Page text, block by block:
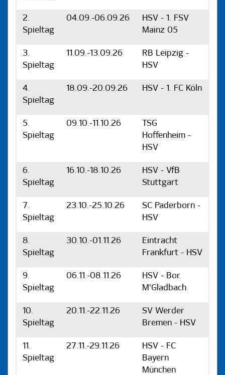
2.
Spieltag
04.09.-06.09.26
HSV - 1. FSV
Mainz 05
3.
Spieltag
11.09.-13.09.26
RB Leipzig -
HSV
4.
Spieltag
18.09.-20.09.26 HSV - 1. FC Köln
5.
Spieltag
09.10.-11.10.26
TSG
Hoffenheim -
HSV
6.
Spieltag
16.10.-18.10.26
HSV - VfB
Stuttgart
7.
Spieltag
23.10.-25.10.26
SC Paderborn -
HSV
8.
Spieltag
30.10.-01.11.26
Eintracht
Frankfurt - HSV
9.
Spieltag
06.11.-08.11.26
HSV - Bor.
M'Gladbach
10.
Spieltag
20.11.-22.11.26
SV Werder
Bremen - HSV
11.
Spieltag
27.11.-29.11.26
HSV - FC
Bayern
München